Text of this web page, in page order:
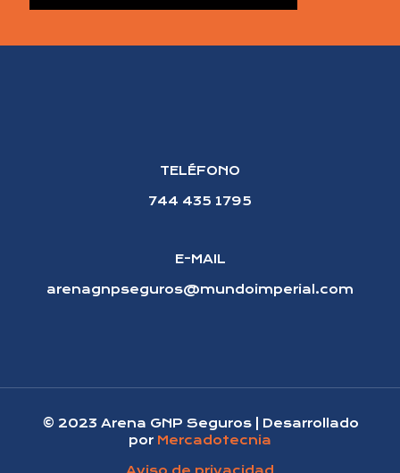
TELÉFONO
744 435 1795
E-MAIL
arenagnpseguros@mundoimperial.com
© 2023 Arena GNP Seguros | Desarrollado
por Mercadotecnia